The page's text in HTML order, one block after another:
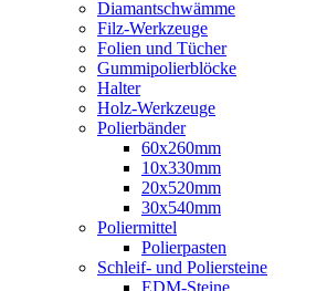
Diamantschwämme
Filz-Werkzeuge
Folien und Tücher
Gummipolierblöcke
Halter
Holz-Werkzeuge
Polierbänder
60x260mm
10x330mm
20x520mm
30x540mm
Poliermittel
Polierpasten
Schleif- und Poliersteine